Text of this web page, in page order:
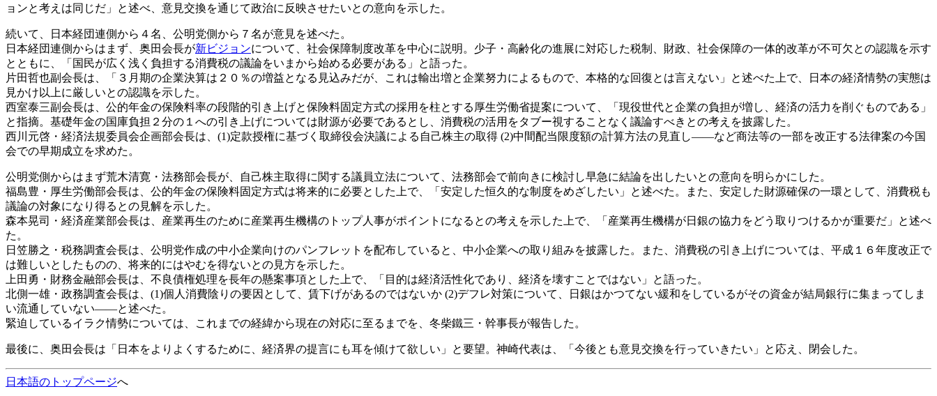
ョンと考えは同じだ」と述べ、意見交換を通じて政治に反映させたいとの意向を示した。
続いて、日本経団連側から４名、公明党側から７名が意見を述べた。
日本経団連側からはまず、奥田会長が新ビジョンについて、社会保障制度改革を中心に説明。少子・高齢化の進展に対応した税制、財政、社会保障の一体的改革が不可欠との認識を示す
とともに、「国民が広く浅く負担する消費税の議論をいまから始める必要がある」と語った。
片田哲也副会長は、「３月期の企業決算は２０％の増益となる見込みだが、これは輸出増と企業努力によるもので、本格的な回復とは言えない」と述べた上で、日本の経済情勢の実態は
見かけ以上に厳しいとの認識を示した。
西室泰三副会長は、公的年金の保険料率の段階的引き上げと保険料固定方式の採用を柱とする厚生労働省提案について、「現役世代と企業の負担が増し、経済の活力を削ぐものである」
と指摘。基礎年金の国庫負担２分の１への引き上げについては財源が必要であるとし、消費税の活用をタブー視することなく議論すべきとの考えを披露した。
西川元啓・経済法規委員会企画部会長は、(1)定款授権に基づく取締役会決議による自己株主の取得 (2)中間配当限度額の計算方法の見直し――など商法等の一部を改正する法律案の今国
会での早期成立を求めた。
公明党側からはまず荒木清寛・法務部会長が、自己株主取得に関する議員立法について、法務部会で前向きに検討し早急に結論を出したいとの意向を明らかにした。
福島豊・厚生労働部会長は、公的年金の保険料固定方式は将来的に必要とした上で、「安定した恒久的な制度をめざしたい」と述べた。また、安定した財源確保の一環として、消費税も
議論の対象になり得るとの見解を示した。
森本晃司・経済産業部会長は、産業再生のために産業再生機構のトップ人事がポイントになるとの考えを示した上で、「産業再生機構が日銀の協力をどう取りつけるかが重要だ」と述べ
た。
日笠勝之・税務調査会長は、公明党作成の中小企業向けのパンフレットを配布していると、中小企業への取り組みを披露した。また、消費税の引き上げについては、平成１６年度改正で
は難しいとしたものの、将来的にはやむを得ないとの見方を示した。
上田勇・財務金融部会長は、不良債権処理を長年の懸案事項とした上で、「目的は経済活性化であり、経済を壊すことではない」と語った。
北側一雄・政務調査会長は、(1)個人消費陰りの要因として、賃下げがあるのではないか (2)デフレ対策について、日銀はかつてない緩和をしているがその資金が結局銀行に集まってしま
い流通していない――と述べた。
緊迫しているイラク情勢については、これまでの経緯から現在の対応に至るまでを、冬柴鐵三・幹事長が報告した。
最後に、奥田会長は「日本をよりよくするために、経済界の提言にも耳を傾けて欲しい」と要望。神崎代表は、「今後とも意見交換を行っていきたい」と応え、閉会した。
日本語のトップページへ